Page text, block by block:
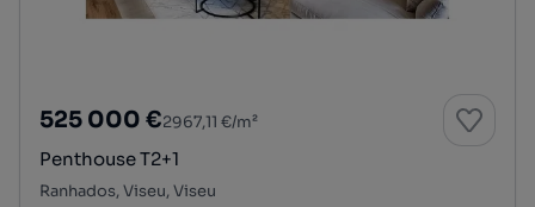
525 000 €2967,11 €/m²
Penthouse T2+1
Ranhados, Viseu, Viseu